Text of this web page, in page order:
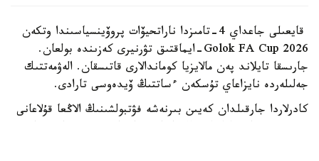
قايعىلى جاعداي 4-تامىزدا ناراتحيۆات پروۆينسياسىندا وتكەن
Golok FA Cup 2026-ايماقتىق تۋرنيرى كەزىندە بولعان.
جارىسقا تايلاند پەن مالايزيا كوماندالارى قاتىسقان. الەۋمەتتىك
جەلىلەردە نايزاعاي تۇسكەن ءساتتىڭ ۆيدەوسى تارادى.
كادرلاردا جارقىلدان كەيىن بىرنەشە فۋتبولشىنىڭ الاڭعا قۇلاعانى